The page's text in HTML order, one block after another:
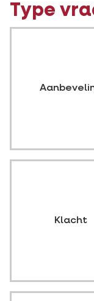
Type
Klacht